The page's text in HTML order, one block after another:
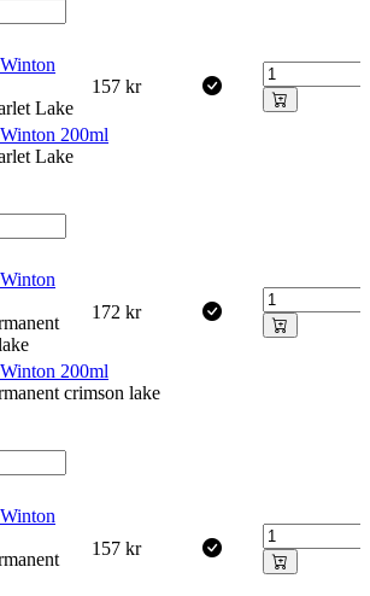
Lake
157 kr
200ml
Lake
172 kr
200ml
crimson lake
157 kr